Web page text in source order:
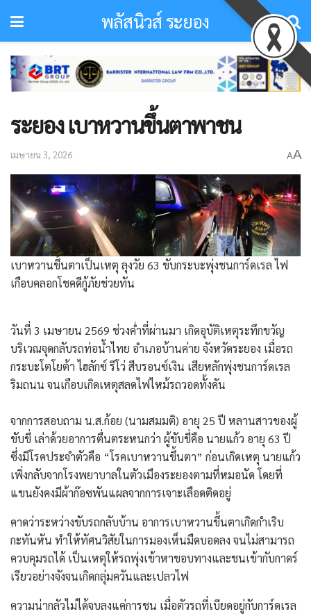
พลัสนิวส์ ระยอง
ระยอง เบาหวานขึ้นตาพาชน
เมษายน 3, 2026 AA
เบาหวานขึ้นตาเป็นเหตุ ลุงวัย 63 ขับกระบะพุ่งชนการ์ดเรล ไฟ
เกือบคลอกโชคดีกู้ภัยช่วยทัน
วันที่ 3 เมษายน 2569 ช่วงค่ำที่ผ่านมา เกิดอุบัติเหตุระทึกขวัญ
บริเวณจุดกลับรถท่อน้ำไทย อำเภอบ้านค่าย จังหวัดระยอง เมื่อรถ
กระบะโตโยต้า ไฮลักซ์ รีโว่ สีบรอนซ์เงิน เสียหลักพุ่งชนการ์ดเรล
ริมถนน จนเกือบเกิดเหตุสลดไฟไหม้รถวอดทั้งคัน
​จากการสอบถาม น.ส.ก้อย (นามสมมติ) อายุ 25 ปี หลานสาวของผู้
ขับขี่ เล่าด้วยอาการตื่นตระหนกว่า ผู้ขับขี่คือ นายแก้ว อายุ 63 ปี
ซึ่งมีโรคประจำตัวคือ “โรคเบาหวานขึ้นตา” ก่อนเกิดเหตุ นายแก้ว
เพิ่งกลับจากโรงพยาบาลในตัวเมืองระยองตามที่หมอนัด โดยที่
แขนยังคงมีผ้าก๊อซพันแผลจากการเจาะเลือดติดอยู่
​คาดว่าระหว่างขับรถกลับบ้าน อาการเบาหวานขึ้นตาเกิดกำเริบ
กะทันหัน ทำให้ทัศนวิสัยในการมองเห็นมืดบอดลง จนไม่สามารถ
ควบคุมรถได้ เป็นเหตุให้รถพุ่งเข้าหาขอบทางและชนเข้ากับกาดร์
เรียวอย่างจังจนเกิด​กลุ่มควันและเปลวไฟ
​ความน่ากลัวไม่ได้จบลงแค่การชน เมื่อตัวรถที่เบียดอยู่กับการ์ดเรล